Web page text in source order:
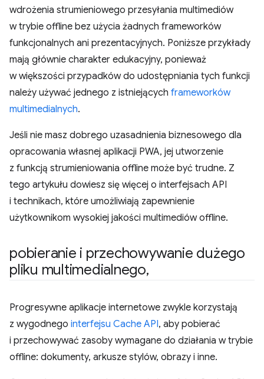
wdrożenia strumieniowego przesyłania multimediów
w trybie offline bez użycia żadnych frameworków
funkcjonalnych ani prezentacyjnych. Poniższe przykłady
mają głównie charakter edukacyjny, ponieważ
w większości przypadków do udostępniania tych funkcji
należy używać jednego z istniejących frameworków
multimedialnych.
Jeśli nie masz dobrego uzasadnienia biznesowego dla
opracowania własnej aplikacji PWA, jej utworzenie
z funkcją strumieniowania offline może być trudne. Z
tego artykułu dowiesz się więcej o interfejsach API
i technikach, które umożliwiają zapewnienie
użytkownikom wysokiej jakości multimediów offline.
pobieranie i przechowywanie dużego
pliku multimedialnego,
Progresywne aplikacje internetowe zwykle korzystają
z wygodnego interfejsu Cache API, aby pobierać
i przechowywać zasoby wymagane do działania w trybie
offline: dokumenty, arkusze stylów, obrazy i inne.